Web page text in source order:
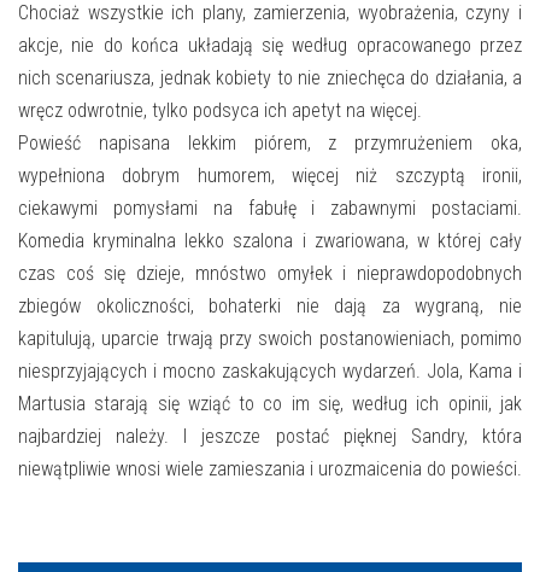
Chociaż wszystkie ich plany, zamierzenia, wyobrażenia, czyny i
akcje, nie do końca układają się według opracowanego przez
nich scenariusza, jednak kobiety to nie zniechęca do działania, a
wręcz odwrotnie, tylko podsyca ich apetyt na więcej.
Powieść napisana lekkim piórem, z przymrużeniem oka,
wypełniona dobrym humorem, więcej niż szczyptą ironii,
ciekawymi pomysłami na fabułę i zabawnymi postaciami.
Komedia kryminalna lekko szalona i zwariowana, w której cały
czas coś się dzieje, mnóstwo omyłek i nieprawdopodobnych
zbiegów okoliczności, bohaterki nie dają za wygraną, nie
kapitulują, uparcie trwają przy swoich postanowieniach, pomimo
niesprzyjających i mocno zaskakujących wydarzeń. Jola, Kama i
Martusia starają się wziąć to co im się, według ich opinii, jak
najbardziej należy. I jeszcze postać pięknej Sandry, która
niewątpliwie wnosi wiele zamieszania i urozmaicenia do powieści.